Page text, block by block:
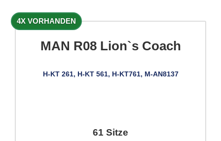
4X VORHANDEN
MAN R08 Lion`s Coach
H-KT 261, H-KT 561, H-KT761, M-AN8137
61 Sitze